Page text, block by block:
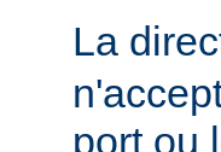
La
port ou